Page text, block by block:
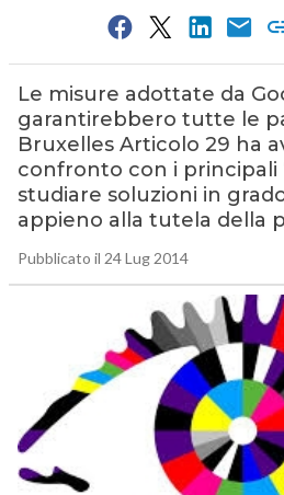
Le misure adottate da
garantirebbero tutte le
Bruxelles Articolo 29 ha
confronto con i principali
studiare soluzioni in
appieno alla tutela della
Pubblicato il 24 Lug 2014